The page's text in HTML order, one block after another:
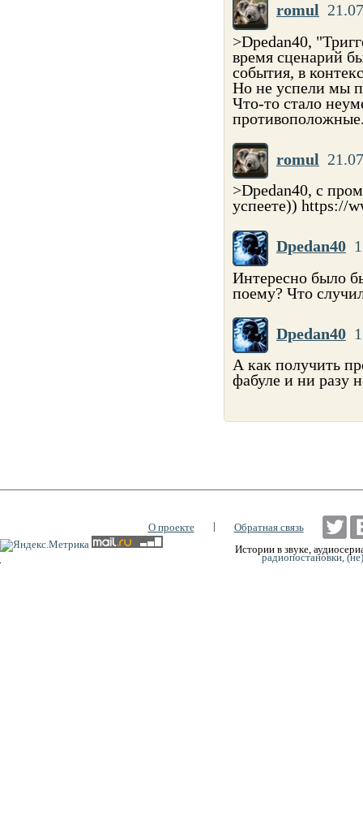
romul
>Dpedan40,
время сценарий
события, в
Но не успели мы
Что-то стало
romul
>Dpedan40, с
успеете)) https://
Dpedan40
Интересно было
поему? Что
Dpedan40
А как получить
фабуле и ни разу
О проекте |
Обратная связь
Истории в звуке,
радиопостановки,